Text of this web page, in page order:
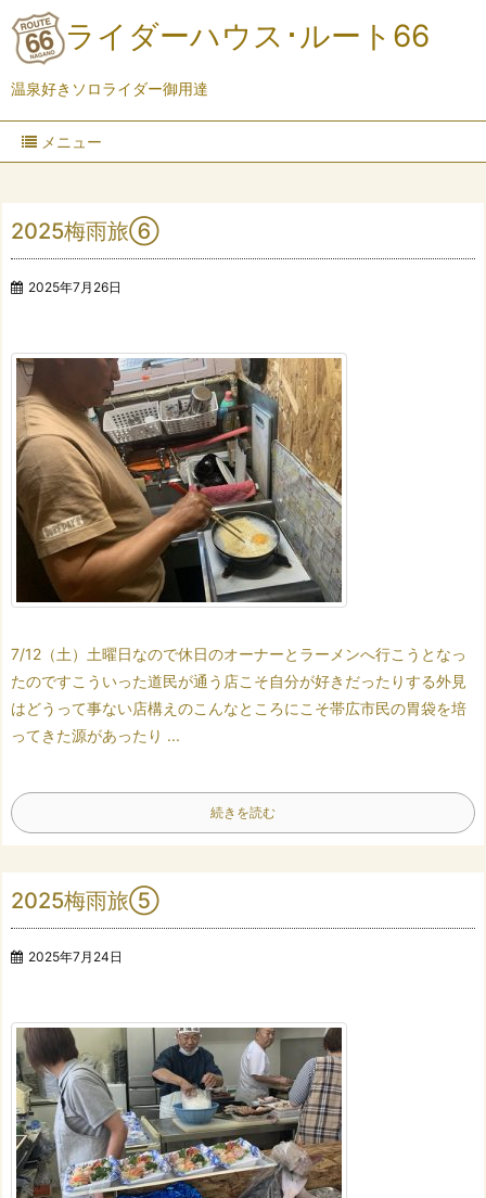
ライダーハウス･ルート66
温泉好きソロライダー御用達
メニュー
2025梅雨旅⑥
2025年7月26日
7/12（土） 土曜日なので休日のオーナーとラーメンへ行こう となっ
たのですこういった道民が通う店こそ自分が好きだったりする外見
はどうって事ない店構えのこんなところにこそ帯広市民の胃袋を培
ってきた源があったり ...
続きを読む
2025梅雨旅⑤
2025年7月24日